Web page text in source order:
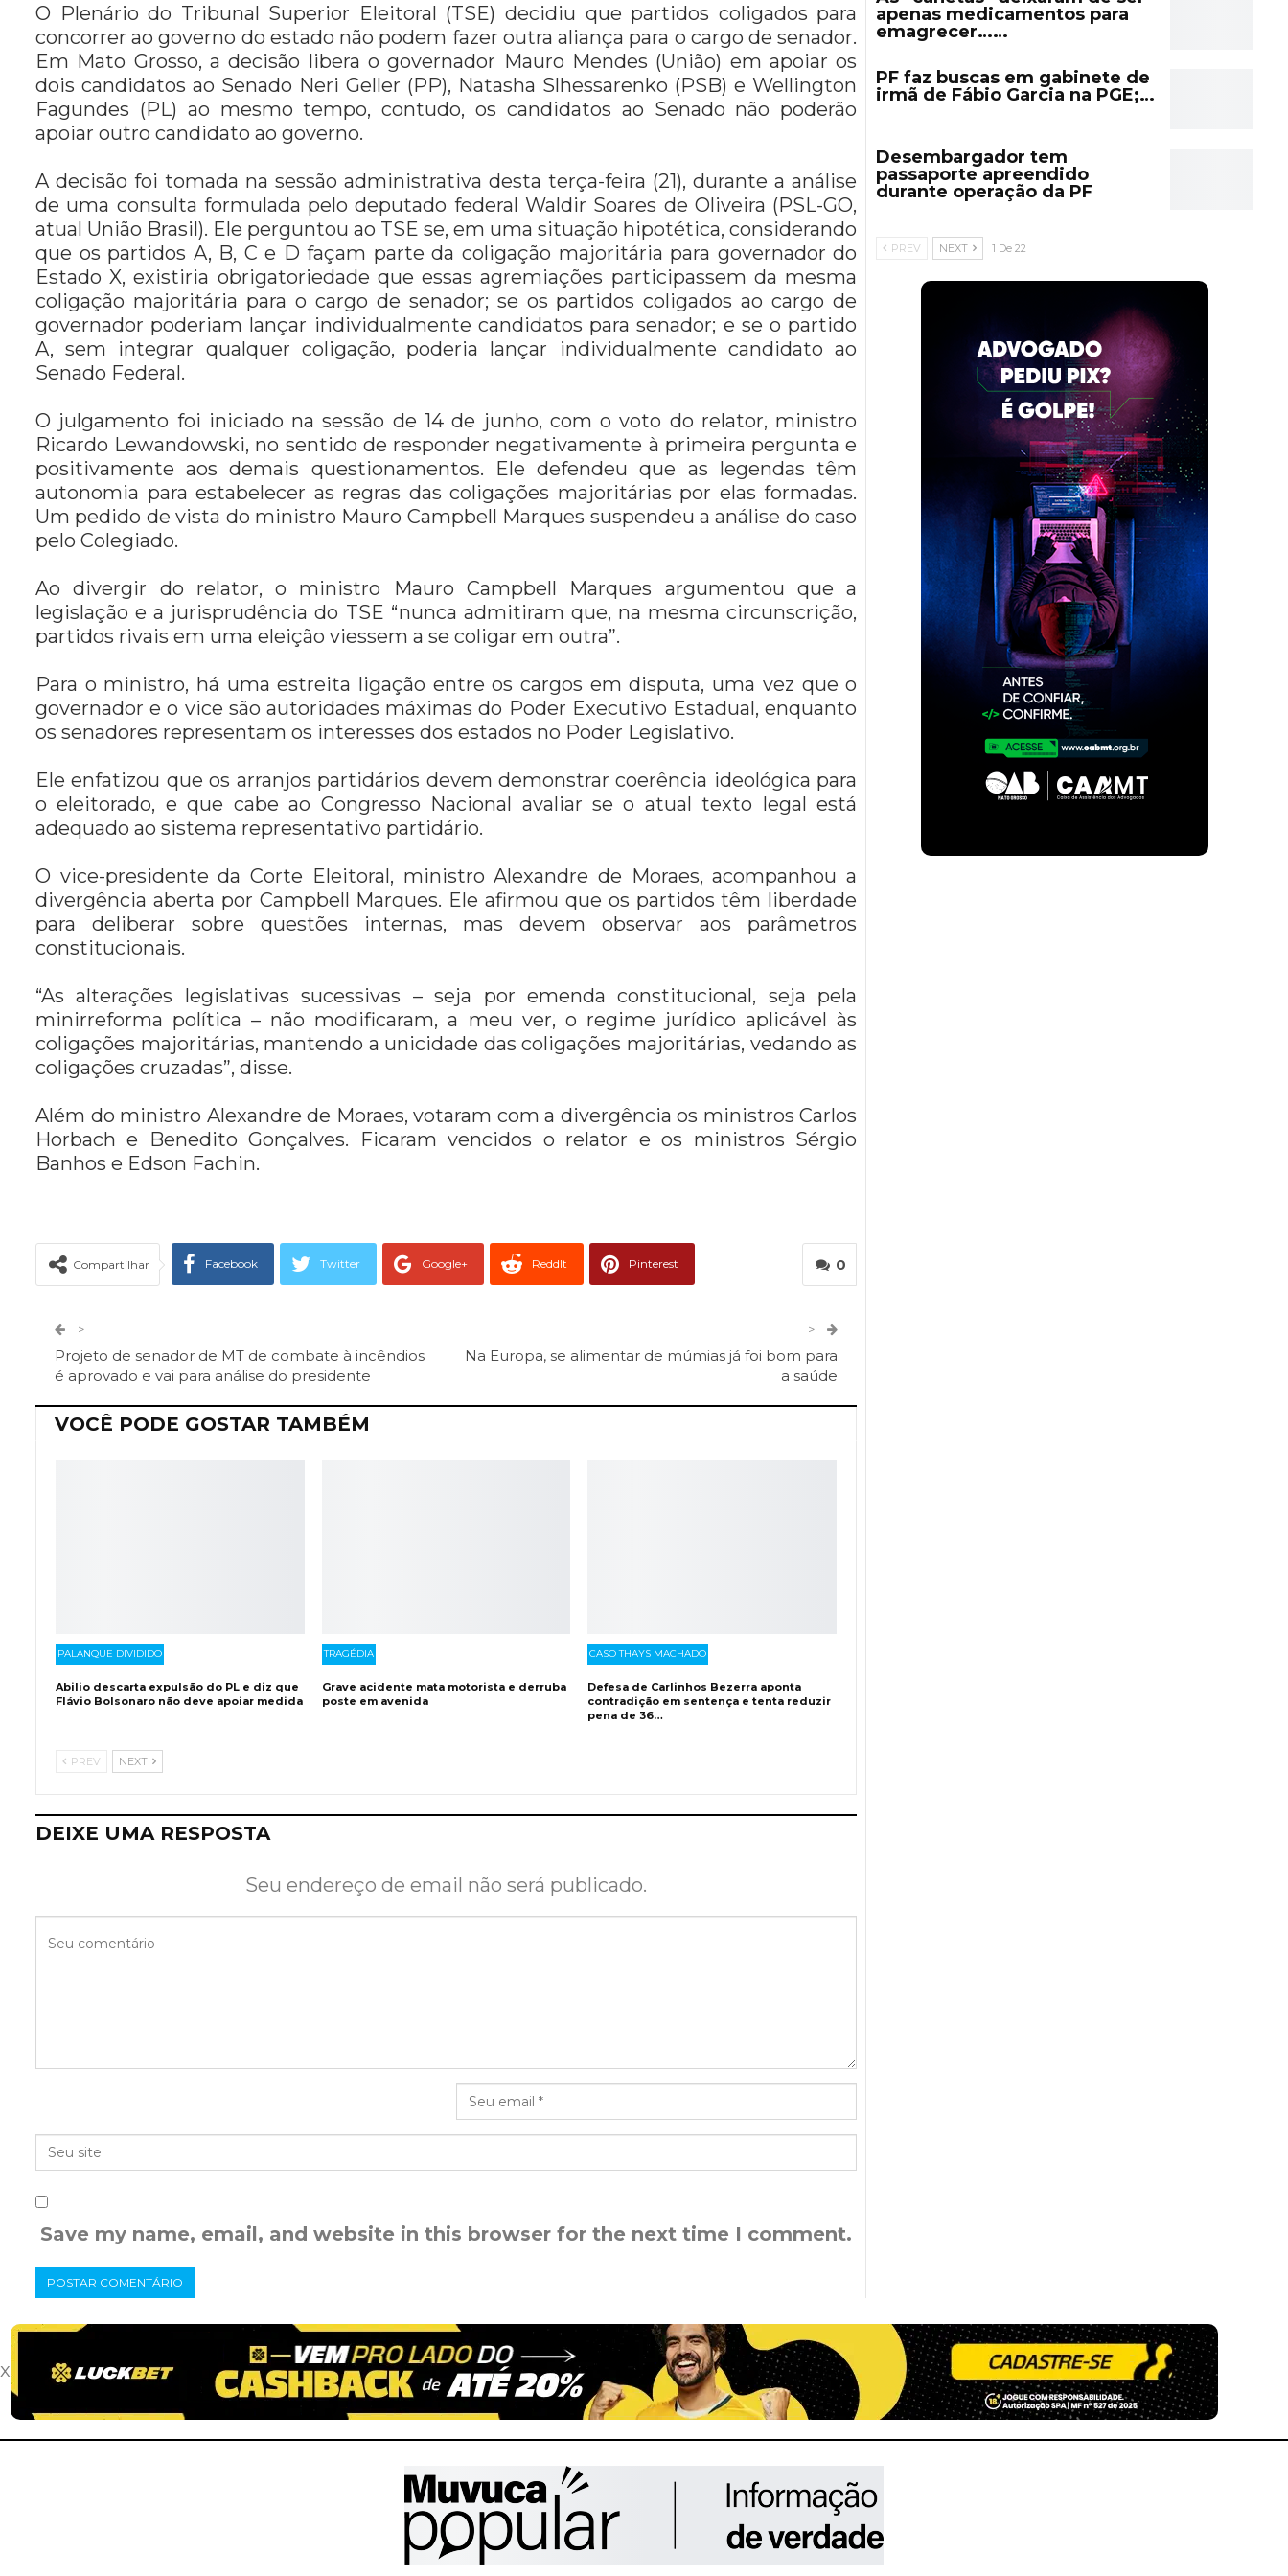
O Plenário do Tribunal Superior Eleitoral (TSE) decidiu que partidos coligados para
concorrer ao governo do estado não podem fazer outra aliança para o cargo de senador.
Em Mato Grosso, a decisão libera o governador Mauro Mendes (União) em apoiar os
dois candidatos ao Senado Neri Geller (PP), Natasha Slhessarenko (PSB) e Wellington
Fagundes (PL) ao mesmo tempo, contudo, os candidatos ao Senado não poderão
apoiar outro candidato ao governo.
A decisão foi tomada na sessão administrativa desta terça-feira (21), durante a análise
de uma consulta formulada pelo deputado federal Waldir Soares de Oliveira (PSL-GO,
atual União Brasil). Ele perguntou ao TSE se, em uma situação hipotética, considerando
que os partidos A, B, C e D façam parte da coligação majoritária para governador do
Estado X, existiria obrigatoriedade que essas agremiações participassem da mesma
coligação majoritária para o cargo de senador; se os partidos coligados ao cargo de
governador poderiam lançar individualmente candidatos para senador; e se o partido
A, sem integrar qualquer coligação, poderia lançar individualmente candidato ao
Senado Federal.
O julgamento foi iniciado na sessão de 14 de junho, com o voto do relator, ministro
Ricardo Lewandowski, no sentido de responder negativamente à primeira pergunta e
positivamente aos demais questionamentos. Ele defendeu que as legendas têm
autonomia para estabelecer as regras das coligações majoritárias por elas formadas.
Um pedido de vista do ministro Mauro Campbell Marques suspendeu a análise do caso
pelo Colegiado.
Ao divergir do relator, o ministro Mauro Campbell Marques argumentou que a
legislação e a jurisprudência do TSE “nunca admitiram que, na mesma circunscrição,
partidos rivais em uma eleição viessem a se coligar em outra”.
Para o ministro, há uma estreita ligação entre os cargos em disputa, uma vez que o
governador e o vice são autoridades máximas do Poder Executivo Estadual, enquanto
os senadores representam os interesses dos estados no Poder Legislativo.
Ele enfatizou que os arranjos partidários devem demonstrar coerência ideológica para
o eleitorado, e que cabe ao Congresso Nacional avaliar se o atual texto legal está
adequado ao sistema representativo partidário.
O vice-presidente da Corte Eleitoral, ministro Alexandre de Moraes, acompanhou a
divergência aberta por Campbell Marques. Ele afirmou que os partidos têm liberdade
para deliberar sobre questões internas, mas devem observar aos parâmetros
constitucionais.
“As alterações legislativas sucessivas – seja por emenda constitucional, seja pela
minirreforma política – não modificaram, a meu ver, o regime jurídico aplicável às
coligações majoritárias, mantendo a unicidade das coligações majoritárias, vedando as
coligações cruzadas”, disse.
Além do ministro Alexandre de Moraes, votaram com a divergência os ministros Carlos
Horbach e Benedito Gonçalves. Ficaram vencidos o relator e os ministros Sérgio
Banhos e Edson Fachin.
0
Compartilhar Facebook Twitter Google+ ReddIt Pinterest
>
Projeto de senador de MT de combate à incêndios
é aprovado e vai para análise do presidente
>
Na Europa, se alimentar de múmias já foi bom para
a saúde
VOCÊ PODE GOSTAR TAMBÉM
PALANQUE DIVIDIDO
Abilio descarta expulsão do PL e diz que
Flávio Bolsonaro não deve apoiar medida
TRAGÉDIA
Grave acidente mata motorista e derruba
poste em avenida
CASO THAYS MACHADO
Defesa de Carlinhos Bezerra aponta
contradição em sentença e tenta reduzir
pena de 36…
PREV NEXT
DEIXE UMA RESPOSTA
Seu endereço de email não será publicado.
Save my name, email, and website in this browser for the next time I comment.
apenas medicamentos para
emagrecer……
PF faz buscas em gabinete de
irmã de Fábio Garcia na PGE;…
Desembargador tem
passaporte apreendido
durante operação da PF
PREV NEXT 1 De 22
x